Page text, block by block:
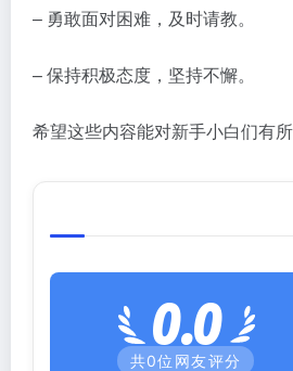
– 勇敢面对困难，及时请教。
– 保持积极态度，坚持不懈。
希望这些内容能对新手小白们有
0.0
共0位网友评分